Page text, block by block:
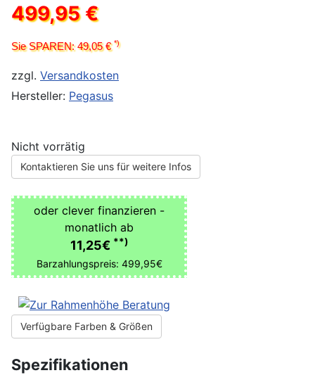
499,95 €
Sie SPAREN: 49,05 €*)
zzgl. Versandkosten
Hersteller: Pegasus
Nicht vorrätig
Kontaktieren Sie uns für weitere Infos
oder clever finanzieren -
monatlich ab
11,25€ **)
Barzahlungspreis: 499,95€
Verfügbare Farben & Größen
Spezifikationen